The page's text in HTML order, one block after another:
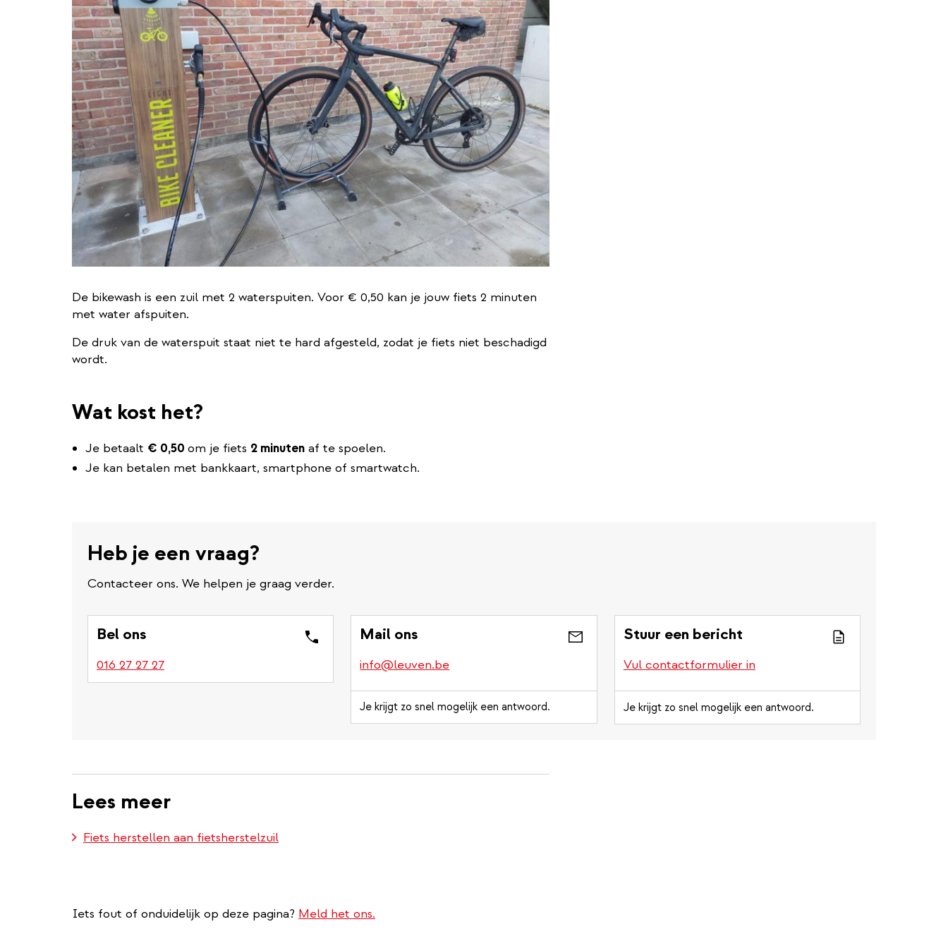
De bikewash is een zuil met 2 waterspuiten. Voor € 0,50 kan je jouw fiets 2 minuten
met water afspuiten.
De druk van de waterspuit staat niet te hard afgesteld, zodat je fiets niet beschadigd
wordt.
Wat kost het?
Je betaalt € 0,50 om je fiets 2 minuten af te spoelen.
Je kan betalen met bankkaart, smartphone of smartwatch.
Heb je een vraag?
Contacteer ons. We helpen je graag verder.
Bel ons
016 27 27 27
Mail ons
info@leuven.be
Je krijgt zo snel mogelijk een antwoord.
Stuur een bericht
Vul contactformulier in
Je krijgt zo snel mogelijk een antwoord.
Lees meer
Fiets herstellen aan fietsherstelzuil
Iets fout of onduidelijk op deze pagina? Meld het ons.